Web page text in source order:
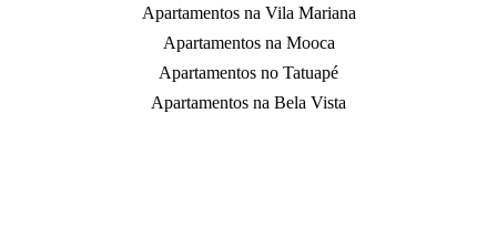
Apartamentos na Vila Mariana
Apartamentos na Mooca
Apartamentos no Tatuapé
Apartamentos na Bela Vista